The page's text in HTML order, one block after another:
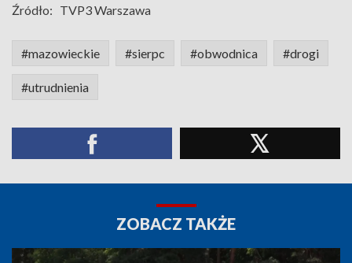
Źródło: TVP3 Warszawa
#mazowieckie #sierpc #obwodnica #drogi
#utrudnienia
ZOBACZ TAKŻE